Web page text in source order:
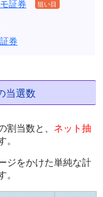
証券
券
当選数
割当数と、 ネット抽
。
ジをかけた単純な計
。